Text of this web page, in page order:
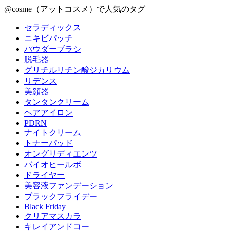
@cosme（アットコスメ）で人気のタグ
セラディックス
ニキビパッチ
パウダーブラシ
脱毛器
グリチルリチン酸ジカリウム
リデンス
美顔器
タンタンクリーム
ヘアアイロン
PDRN
ナイトクリーム
トナーパッド
オングリディエンツ
バイオヒールボ
ドライヤー
美容液ファンデーション
ブラックフライデー
Black Friday
クリアマスカラ
キレイアンドコー